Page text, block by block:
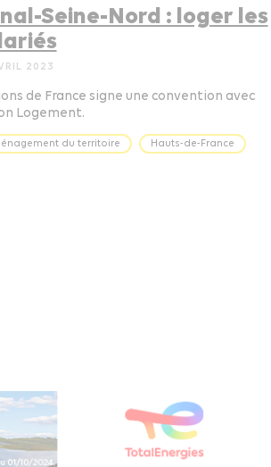
Seine-Nord : loger les
2023
de France signe une convention avec
Logement.
du territoire Hauts-de-France